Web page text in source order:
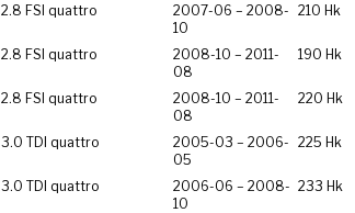
2.8 FSI quattro
2007-06 – 2008-
10
210 Hk
2.8 FSI quattro
2008-10 – 2011-
08
190 Hk
2.8 FSI quattro
2008-10 – 2011-
08
220 Hk
3.0 TDI quattro
2005-03 – 2006-
05
225 Hk
3.0 TDI quattro
2006-06 – 2008-
10
233 Hk